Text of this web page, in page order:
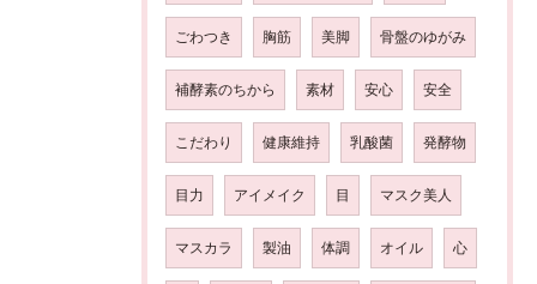
ごわつき 胸筋 美脚 骨盤のゆがみ
補酵素のちから 素材 安心 安全
こだわり 健康維持 乳酸菌 発酵物
目力 アイメイク 目 マスク美人
マスカラ 製油 体調 オイル 心